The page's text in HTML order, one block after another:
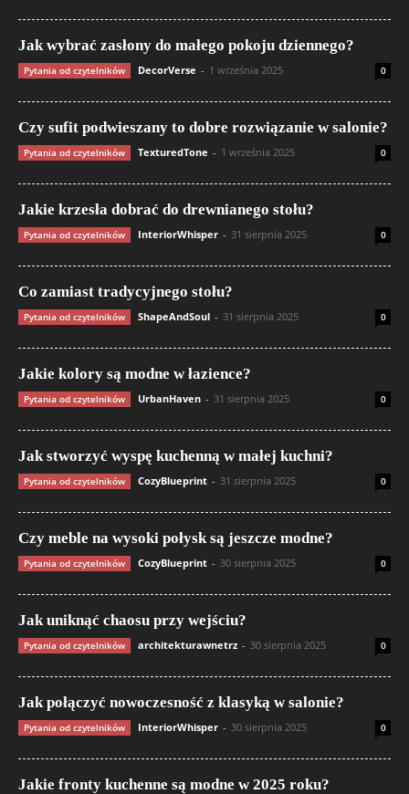
Jak wybrać zasłony do małego pokoju dziennego?
Pytania od czytelników DecorVerse - 1 września 2025 0
Czy sufit podwieszany to dobre rozwiązanie w salonie?
Pytania od czytelników TexturedTone - 1 września 2025 0
Jakie krzesła dobrać do drewnianego stołu?
Pytania od czytelników InteriorWhisper - 31 sierpnia 2025 0
Co zamiast tradycyjnego stołu?
Pytania od czytelników ShapeAndSoul - 31 sierpnia 2025 0
Jakie kolory są modne w łazience?
Pytania od czytelników UrbanHaven - 31 sierpnia 2025 0
Jak stworzyć wyspę kuchenną w małej kuchni?
Pytania od czytelników CozyBlueprint - 31 sierpnia 2025 0
Czy meble na wysoki połysk są jeszcze modne?
Pytania od czytelników CozyBlueprint - 30 sierpnia 2025 0
Jak uniknąć chaosu przy wejściu?
Pytania od czytelników architekturawnetrz - 30 sierpnia 2025 0
Jak połączyć nowoczesność z klasyką w salonie?
Pytania od czytelników InteriorWhisper - 30 sierpnia 2025 0
Jakie fronty kuchenne są modne w 2025 roku?